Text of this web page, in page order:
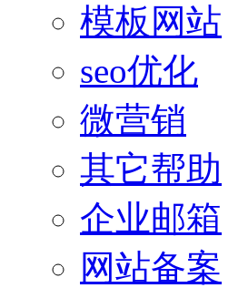
模板网站
seo优化
微营销
其它帮助
企业邮箱
网站备案